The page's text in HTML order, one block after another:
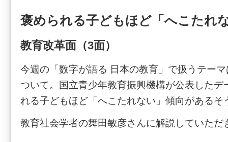
褒められる子どもほど「へこたれ
教育改革面（3面）
今週の「数字が語る 日本の教育」で扱うテー
ついて。国立青少年教育振興機構が公表したデ
れる子どもほど「へこたれない」傾向があるそ
教育社会学者の舞田敏彦さんに解説していただ